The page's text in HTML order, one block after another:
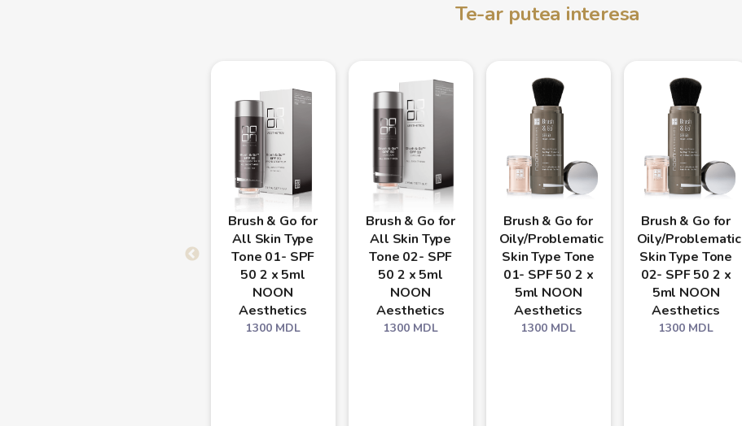
Te-ar putea interesa
Brush & Go for
All Skin Type
Tone 01- SPF
50 2 x 5ml
NOON
Aesthetics
1300MDL
Brush & Go for
All Skin Type
Tone 02- SPF
50 2 x 5ml
NOON
Aesthetics
1300MDL
Brush & Go for
Oily/Problematic
Skin Type Tone
01- SPF 50 2 x
5ml NOON
Aesthetics
1300MDL
Brush & Go for
Oily/Problematic
Skin Type Tone
02- SPF 50 2 x
5ml NOON
Aesthetics
1300MDL